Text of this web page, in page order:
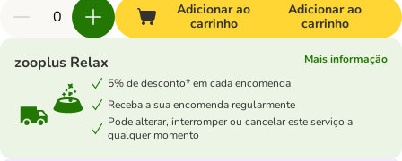
Adicionar ao
carrinho
Adicionar ao
carrinho
zooplus Relax
Mais informação
5% de desconto* em cada encomenda
Receba a sua encomenda regularmente
Pode alterar, interromper ou cancelar este serviço a
qualquer momento